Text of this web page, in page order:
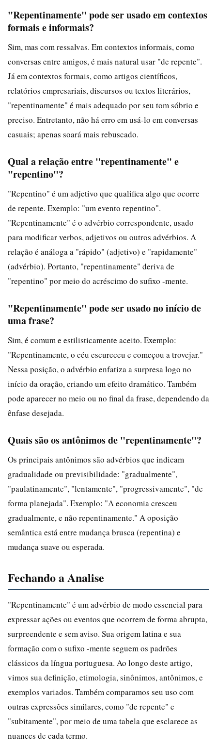
"Repentinamente" pode ser usado em contextos
formais e informais?
Sim, mas com ressalvas. Em contextos informais, como
conversas entre amigos, é mais natural usar "de repente".
Já em contextos formais, como artigos científicos,
relatórios empresariais, discursos ou textos literários,
"repentinamente" é mais adequado por seu tom sóbrio e
preciso. Entretanto, não há erro em usá-lo em conversas
casuais; apenas soará mais rebuscado.
Qual a relação entre "repentinamente" e
"repentino"?
"Repentino" é um adjetivo que qualifica algo que ocorre
de repente. Exemplo: "um evento repentino".
"Repentinamente" é o advérbio correspondente, usado
para modificar verbos, adjetivos ou outros advérbios. A
relação é análoga a "rápido" (adjetivo) e "rapidamente"
(advérbio). Portanto, "repentinamente" deriva de
"repentino" por meio do acréscimo do sufixo -mente.
"Repentinamente" pode ser usado no início de
uma frase?
Sim, é comum e estilisticamente aceito. Exemplo:
"Repentinamente, o céu escureceu e começou a trovejar."
Nessa posição, o advérbio enfatiza a surpresa logo no
início da oração, criando um efeito dramático. Também
pode aparecer no meio ou no final da frase, dependendo da
ênfase desejada.
Quais são os antônimos de "repentinamente"?
Os principais antônimos são advérbios que indicam
gradualidade ou previsibilidade: "gradualmente",
"paulatinamente", "lentamente", "progressivamente", "de
forma planejada". Exemplo: "A economia cresceu
gradualmente, e não repentinamente." A oposição
semântica está entre mudança brusca (repentina) e
mudança suave ou esperada.
Fechando a Analise
"Repentinamente" é um advérbio de modo essencial para
expressar ações ou eventos que ocorrem de forma abrupta,
surpreendente e sem aviso. Sua origem latina e sua
formação com o sufixo -mente seguem os padrões
clássicos da língua portuguesa. Ao longo deste artigo,
vimos sua definição, etimologia, sinônimos, antônimos, e
exemplos variados. Também comparamos seu uso com
outras expressões similares, como "de repente" e
"subitamente", por meio de uma tabela que esclarece as
nuances de cada termo.